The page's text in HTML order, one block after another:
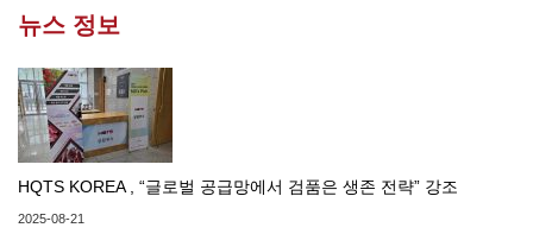
뉴스 정보
HQTS KOREA , “글로벌 공급망에서 검품은 생존 전략” 강조
2025-08-21